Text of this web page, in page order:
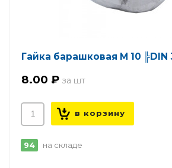
Гайка барашковая М 10 ╠DIN
8.00 ₽
94 на складе